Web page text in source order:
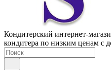
Кондитерский интернет-
кондитера по низким ценам с